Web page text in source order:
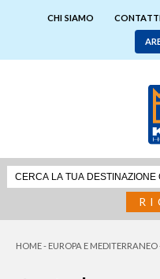
CHI SIAMO
HOME- EUROPA E MEDITERRANEO